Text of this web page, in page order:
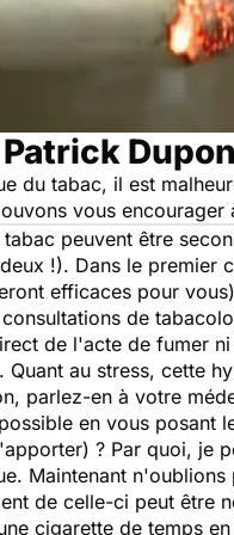
du tabac, il est
vous
peuvent être
!). Dans le premier
efficaces pour
de
de l'acte de fumer
au stress, cette
parlez-en à votre
en vous posant
? Par quoi, je
Maintenant
de celle-ci peut être
cigarette de temps